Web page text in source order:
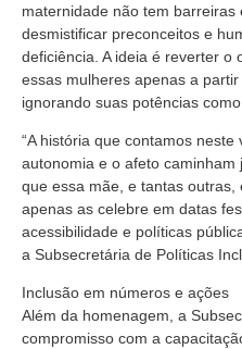
maternidade não tem
desmistificar preconceitos e
deficiência. A ideia é reverter o
essas mulheres apenas a
ignorando suas potências
“A história que contamos
autonomia e o afeto
que essa mãe, e tantas
apenas as celebre em datas
acessibilidade e políticas
a Subsecretária de Políticas
Inclusão em números e ações
Além da homenagem, a
compromisso com a